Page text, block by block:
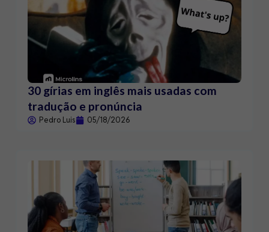
30 gírias em inglês mais usadas com
tradução e pronúncia
Pedro Luis 05/18/2026